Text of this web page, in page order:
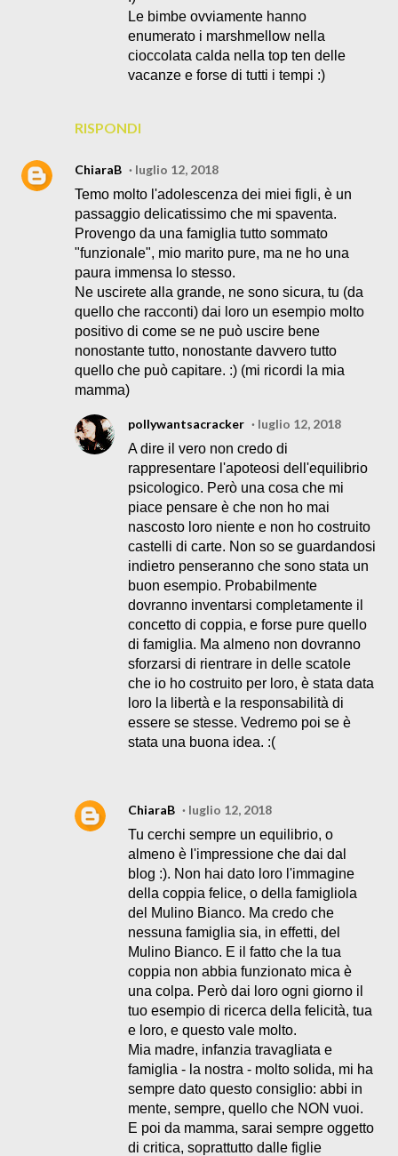
RISPONDI
Le bimbe ovviamente hanno
enumerato i marshmellow nella
cioccolata calda nella top ten delle
vacanze e forse di tutti i tempi :)
ChiaraB
luglio 12, 2018
Temo molto l'adolescenza dei miei figli, è un
passaggio delicatissimo che mi spaventa.
Provengo da una famiglia tutto sommato
"funzionale", mio marito pure, ma ne ho una
paura immensa lo stesso.
Ne uscirete alla grande, ne sono sicura, tu (da
quello che racconti) dai loro un esempio molto
positivo di come se ne può uscire bene
nonostante tutto, nonostante davvero tutto
quello che può capitare. :) (mi ricordi la mia
mamma)
pollywantsacracker
luglio 12, 2018
A dire il vero non credo di
rappresentare l'apoteosi dell'equilibrio
psicologico. Però una cosa che mi
piace pensare è che non ho mai
nascosto loro niente e non ho costruito
castelli di carte. Non so se guardandosi
indietro penseranno che sono stata un
buon esempio. Probabilmente
dovranno inventarsi completamente il
concetto di coppia, e forse pure quello
di famiglia. Ma almeno non dovranno
sforzarsi di rientrare in delle scatole
che io ho costruito per loro, è stata data
loro la libertà e la responsabilità di
essere se stesse. Vedremo poi se è
stata una buona idea. :(
ChiaraB
luglio 12, 2018
Tu cerchi sempre un equilibrio, o
almeno è l'impressione che dai dal
blog :). Non hai dato loro l'immagine
della coppia felice, o della famigliola
del Mulino Bianco. Ma credo che
nessuna famiglia sia, in effetti, del
Mulino Bianco. E il fatto che la tua
coppia non abbia funzionato mica è
una colpa. Però dai loro ogni giorno il
tuo esempio di ricerca della felicità, tua
e loro, e questo vale molto.
Mia madre, infanzia travagliata e
famiglia - la nostra - molto solida, mi ha
sempre dato questo consiglio: abbi in
mente, sempre, quello che NON vuoi.
E poi da mamma, sarai sempre oggetto
di critica, soprattutto dalle figlie